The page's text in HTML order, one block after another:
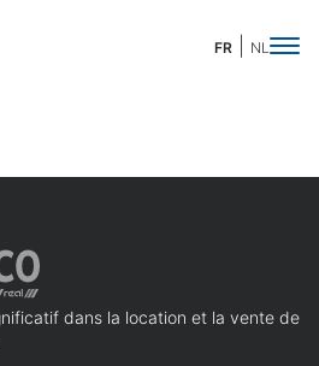
FR NL
ces quelques informations
en ligne :
dans la location et la vente de